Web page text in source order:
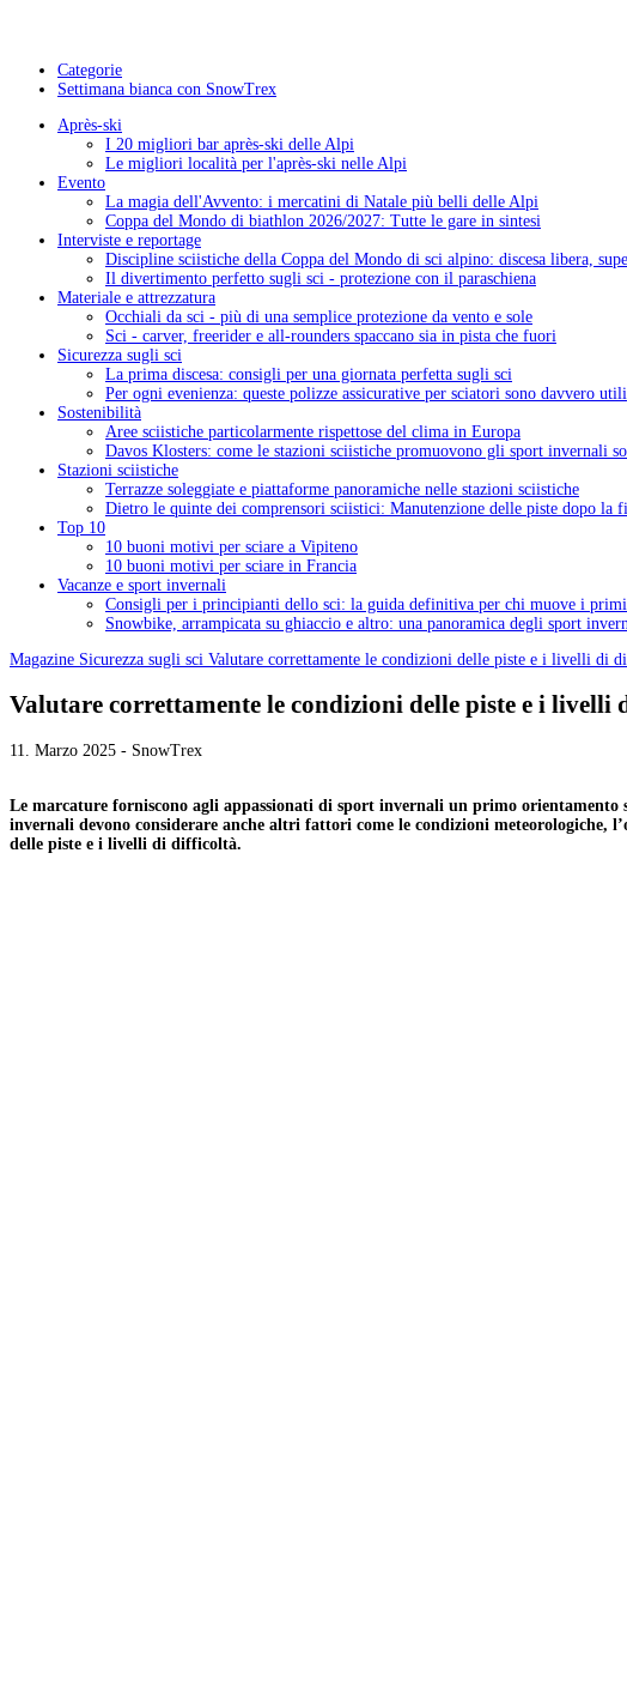
Categorie
Settimana bianca con SnowTrex
Après-ski
I 20 migliori bar après-ski delle Alpi
Le migliori località per l'après-ski nelle Alpi
Evento
La magia dell'Avvento: i mercatini di Natale più belli delle Alpi
Coppa del Mondo di biathlon 2026/2027: Tutte le gare in sintesi
Interviste e reportage
Discipline sciistiche della Coppa del Mondo di sci alpino: discesa libera,
Il divertimento perfetto sugli sci - protezione con il paraschiena
Materiale e attrezzatura
Occhiali da sci - più di una semplice protezione da vento e sole
Sci - carver, freerider e all-rounders spaccano sia in pista che fuori
Sicurezza sugli sci
La prima discesa: consigli per una giornata perfetta sugli sci
Per ogni evenienza: queste polizze assicurative per sciatori sono davvero utili
Sostenibilità
Aree sciistiche particolarmente rispettose del clima in Europa
Davos Klosters: come le stazioni sciistiche promuovono gli sport invernali
Stazioni sciistiche
Terrazze soleggiate e piattaforme panoramiche nelle stazioni sciistiche
Dietro le quinte dei comprensori sciistici: Manutenzione delle piste dopo la
Top 10
10 buoni motivi per sciare a Vipiteno
10 buoni motivi per sciare in Francia
Vacanze e sport invernali
Consigli per i principianti dello sci: la guida definitiva per chi muove i primi
Snowbike, arrampicata su ghiaccio e altro: una panoramica degli sport
Magazine Sicurezza sugli sci Valutare correttamente le condizioni delle piste e i livelli di
Valutare correttamente le condizioni delle piste e i livelli
11. Marzo 2025 - SnowTrex
Le marcature forniscono agli appassionati di sport invernali un primo
invernali devono considerare anche altri fattori come le condizioni meteorologiche,
delle piste e i livelli di difficoltà.